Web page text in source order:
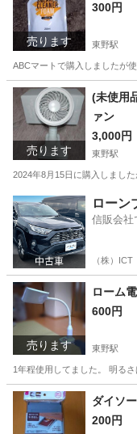
売ります
300円
東野駅
ABCマートで購入しましたが
京都 京都市 東野駅
売ります
(未使用
ァン
3,000円
東野駅
2024年8月15日に購入しまし
京都 京都市 東野駅
ローン
信販会社
（株）ICT
売ります
ローム
600円
東野駅
1年程使用してました。 明る
京都 京都市 東野駅
ダイソ
200円